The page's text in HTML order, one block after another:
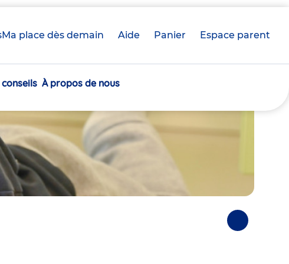
Ma place dès demain Aide Panier crèche(s)
Espace parent
À propos de nous
Photos
suivantes